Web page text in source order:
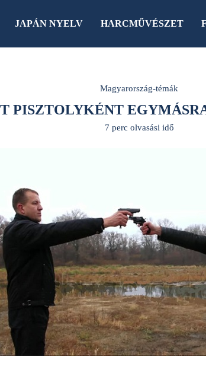
JAPÁN NYELV HARCMŰVÉSZET
Magyarország-témák
PISZTOLYKÉNT
7 perc olvasási idő